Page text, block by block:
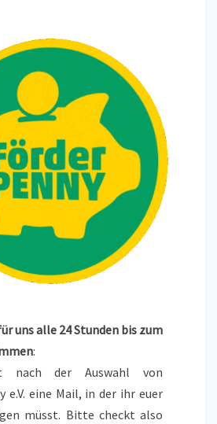
uns alle 24 Stunden bis zum
:
nach der Auswahl von
e.V. eine Mail, in der ihr euer
müsst. Bitte checkt also